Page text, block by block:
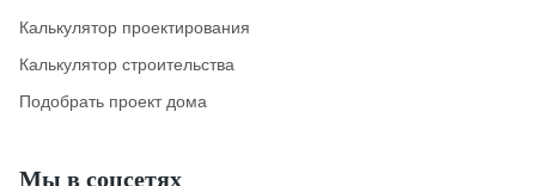
Калькулятор проектирования
Калькулятор строительства
Подобрать проект дома
Мы в соцсетях